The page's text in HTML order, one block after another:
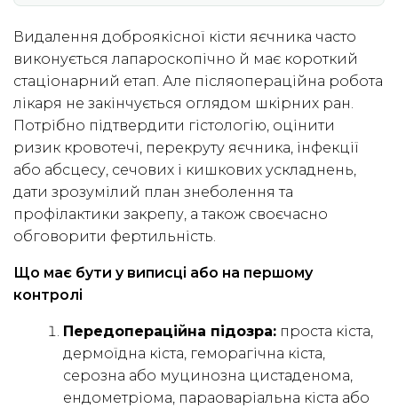
Видалення доброякісної кісти яєчника часто
виконується лапароскопічно й має короткий
стаціонарний етап. Але післяопераційна робота
лікаря не закінчується оглядом шкірних ран.
Потрібно підтвердити гістологію, оцінити
ризик кровотечі, перекруту яєчника, інфекції
або абсцесу, сечових і кишкових ускладнень,
дати зрозумілий план знеболення та
профілактики закрепу, а також своєчасно
обговорити фертильність.
Що має бути у виписці або на першому
контролі
Передопераційна підозра: проста кіста,
дермоїдна кіста, геморагічна кіста,
серозна або муцинозна цистаденома,
ендометріома, параоваріальна кіста або